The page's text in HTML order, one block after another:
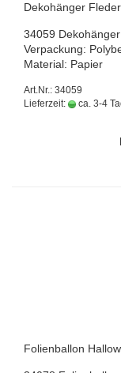
De­ko­hän­ger
34059
Ver­pa­ckung:
Ma­te­ri­al: Pa­pier
Art.Nr.: 34059
Lieferzeit:
ca. 3-4
Fo­li­en­bal­lon